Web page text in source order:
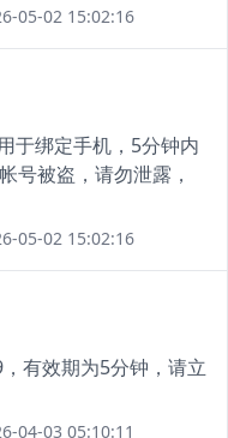
05-02 15:02:16
于绑定手机，5分钟内
号被盗，请勿泄露，
05-02 15:02:16
有效期为5分钟，请立
04-03 05:10:11